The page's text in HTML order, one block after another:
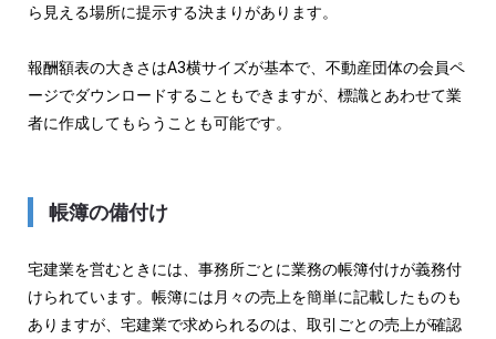
ら見える場所に提示する決まりがあります。
報酬額表の大きさはA3横サイズが基本で、不動産団体の会員ペ
ージでダウンロードすることもできますが、標識とあわせて業
者に作成してもらうことも可能です。
帳簿の備付け
宅建業を営むときには、事務所ごとに業務の帳簿付けが義務付
けられています。帳簿には月々の売上を簡単に記載したものも
ありますが、宅建業で求められるのは、取引ごとの売上が確認